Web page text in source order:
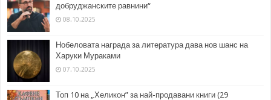
добруджанските равнини“
08.10.2025
Нобеловата награда за литература дава нов шанс на
Харуки Мураками
07.10.2025
Топ 10 на „Хеликон” за най-продавани книги (29